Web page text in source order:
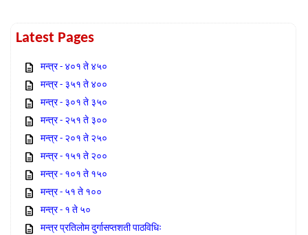
Latest Pages
मन्त्र - ४०१ ते ४५०
मन्त्र - ३५१ ते ४००
मन्त्र - ३०१ ते ३५०
मन्त्र - २५१ ते ३००
मन्त्र - २०१ ते २५०
मन्त्र - १५१ ते २००
मन्त्र - १०१ ते १५०
मन्त्र - ५१ ते १००
मन्त्र - १ ते ५०
मन्त्र प्रतिलोम दुर्गासप्तशती पाठविधिः